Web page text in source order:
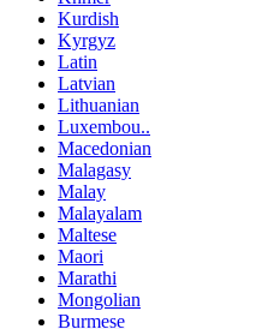
Kurdish
Kyrgyz
Latin
Latvian
Lithuanian
Luxembou..
Macedonian
Malagasy
Malay
Malayalam
Maltese
Maori
Marathi
Mongolian
Burmese